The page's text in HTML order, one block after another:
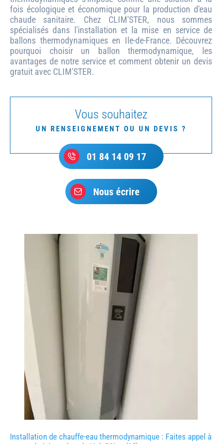
fois écologique et économique pour la production d'eau
chaude sanitaire. Chez CLIM'STER, nous sommes
spécialisés dans l'installation et la mise en service de
ballons thermodynamiques en Ile-de-France. Découvrez
pourquoi choisir un ballon thermodynamique, les
avantages de notre service et comment obtenir un devis
gratuit avec CLIM'STER.
Vous souhaitez
UN RENSEIGNEMENT OU UN DEVIS ?
01 84 14 09 17
Nous écrire
Installation de chauffe-eau thermodynamique : Faites appel à